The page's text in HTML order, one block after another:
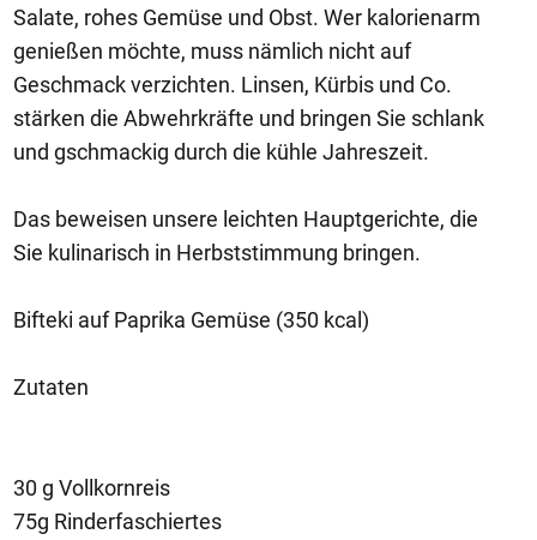
Salate, rohes Gemüse und Obst. Wer kalorienarm
genießen möchte, muss nämlich nicht auf
Geschmack verzichten. Linsen, Kürbis und Co.
stärken die Abwehrkräfte und bringen Sie schlank
und gschmackig durch die kühle Jahreszeit.
Das beweisen unsere leichten Hauptgerichte, die
Sie kulinarisch in Herbststimmung bringen.
Bifteki auf Paprika Gemüse (350 kcal)
Zutaten
30 g Vollkornreis
75g Rinderfaschiertes